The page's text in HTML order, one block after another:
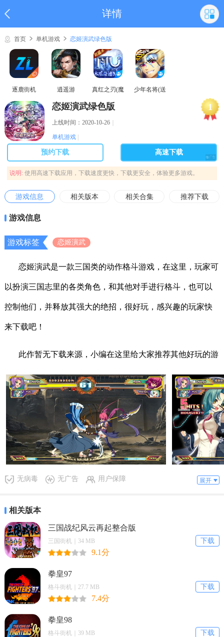
详情
首页 单机游戏 恋姬演武绿色版
逐鹿街机 逍遥游
真红之刃(魔
少年名将(送
1
恋姬演武绿色版
上线时间：2020-10-26｜
单机游戏
预约下载 高速下载
说明: 使用高速下载应用，下载速度更快，下载更安全，体验更多游戏。
游戏信息 相关版本 相关合集 推荐下载
游戏信息
游戏标签 恋姬演武
恋姬演武是一款三国类的动作格斗游戏，在这里，玩家可
以扮演三国志里的各类角色，和其他对手进行格斗，也可以
控制他们，并释放其强大的绝招，很好玩，感兴趣的玩家快
来下载吧！
此作暂无下载来源，小编在这里给大家推荐其他好玩的游
戏：三国志曹操传免安装版、三国志英杰传中文版、三国群
英传中文版、三国群英传2绿色版 等等。
新增玩家角色「张辽」、军师「贾驱」
取消所属国家限制，所有军师均可选择。
AL DOWN」。
新增「城下集市」「宛城」阶段。
新增训练模式下的随机播放功能
每个角色新增 2 种颜色。可通过 E 按键和 F 按键进行选
择
无病毒 无广告 用户保障 展开
相关版本
三国战纪风云再起整合版
下载
三国街机｜34 MB
9.1分
拳皇97
下载
格斗街机｜27.7 MB
7.4分
拳皇98
下载
格斗街机｜39 MB